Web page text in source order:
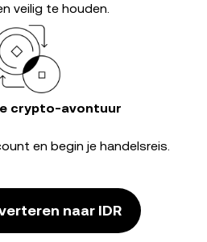
veilig te houden.
crypto-avontuur
en begin je handelsreis.
naar IDR